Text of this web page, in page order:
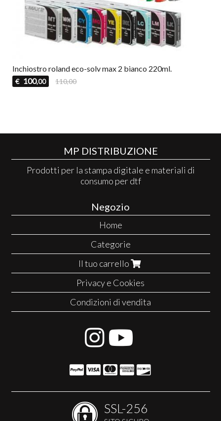
Inchiostro roland eco-solv max 2 bianco 220ml.
€ 100,00 110,00
MP DISTRIBUZIONE
Prodotti per la stampa digitale e materiali di
consumo per dtf
Negozio
Home
Categorie
Il tuo carrello
Privacy e Cookies
Condizioni di vendita
SSL-256